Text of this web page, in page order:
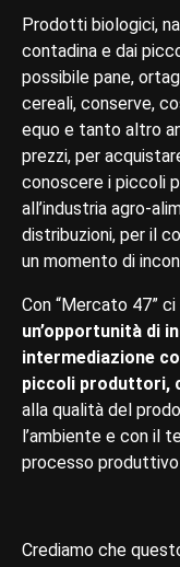
Prodotti biologici,
contadina e dai
possibile pane,
cereali, conserve,
equo e tanto altro
prezzi, per
conoscere i piccoli
all’industria agro-
distribuzioni, per il
un momento di
Con “Mercato 47”
un’opportunità di
intermediazione
piccoli produttori,
alla qualità del
l’ambiente e con il
processo produttivo
Crediamo che